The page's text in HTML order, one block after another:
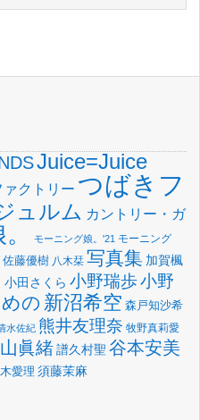
Juice=Juice
ァクトリー つばきフ
ュルム カントリー・ガ
モーニング娘。'21 モーニング
佐藤優樹 八木栞 写真集 加賀楓
小田さくら 小野瑞歩小野
の 新沼希空 森戸知沙希
水佐紀 熊井友理奈 牧野真莉愛
眞緒譜久村聖 谷本安美
愛理 須藤茉麻